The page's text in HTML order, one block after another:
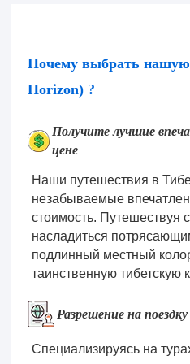
Почему выбрать
Horizon) ?
Получите лучшие
цене
Наши путешествия в
незабываемые
стоимость. Путешествуя
насладиться
подлинный местный
таинственную тибетскую
Разрешение на
Специализируясь на